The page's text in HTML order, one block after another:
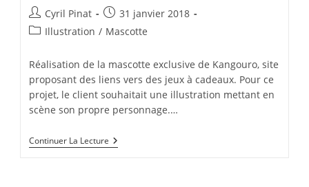
Auteur/autrice
de
Cyril Pinat
Publication
publiée :
31 janvier 2018
PostIllustration / Mascotte
Réalisation de la mascotte exclusive de Kangouro, site
proposant des liens vers des jeux à cadeaux. Pour ce
projet, le client souhaitait une illustration mettant en
scène son propre personnage.…
Continuer La Lecture Mascotte
Kangouro